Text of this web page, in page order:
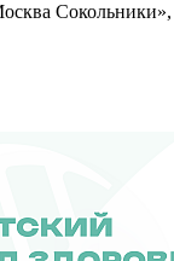
Сокольники»,